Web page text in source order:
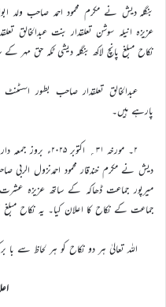
بنگلہ دیش نے مکرم محمود احمد صاحب
عزیزہ انیلہ سوشن تعلقدار بنت
نکاح مبلغ پانچ لاکھ بنگلہ دیشی ٹکہ حق مہر
عبدالخالق تعلقدار صاحب بطور
پارہے ہیں۔
۲۔ مورخہ ۳۱؍
دیش نے مکرم خندقار محمود احمدنزول
میرپور جماعت ڈھاکہ کے ساتھ عزیزہ
جماعت کے نکاح کا اعلان کیا۔ یہ نکاح مبلغ
اللہ تعالیٰ ہر دو نکاح کو ہر لحاظ سے